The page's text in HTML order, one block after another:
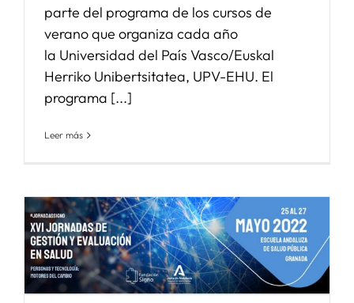
parte del programa de los cursos de
verano que organiza cada año
la Universidad del País Vasco/Euskal
Herriko Unibertsitatea, UPV-EHU. El
programa [...]
Leer más